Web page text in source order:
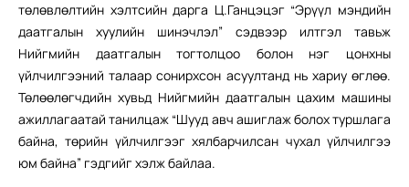
төлөвлөлтийн хэлтсийн дарга Ц.Ганцэцэг “Эрүүл мэндийн
даатгалын хуулийн шинэчлэл” сэдвээр илтгэл тавьж
Нийгмийн даатгалын тогтолцоо болон нэг цонхны
үйлчилгээний талаар сонирхсон асуултанд нь хариу өглөө.
Төлөөлөгчдийн хувьд Нийгмийн даатгалын цахим машины
ажиллагаатай танилцаж “Шууд авч ашиглаж болох туршлага
байна, төрийн үйлчилгээг хялбарчилсан чухал үйлчилгээ
юм байна” гэдгийг хэлж байлаа.